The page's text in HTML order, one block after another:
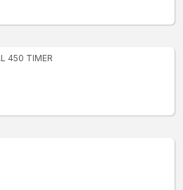
450 TIMER